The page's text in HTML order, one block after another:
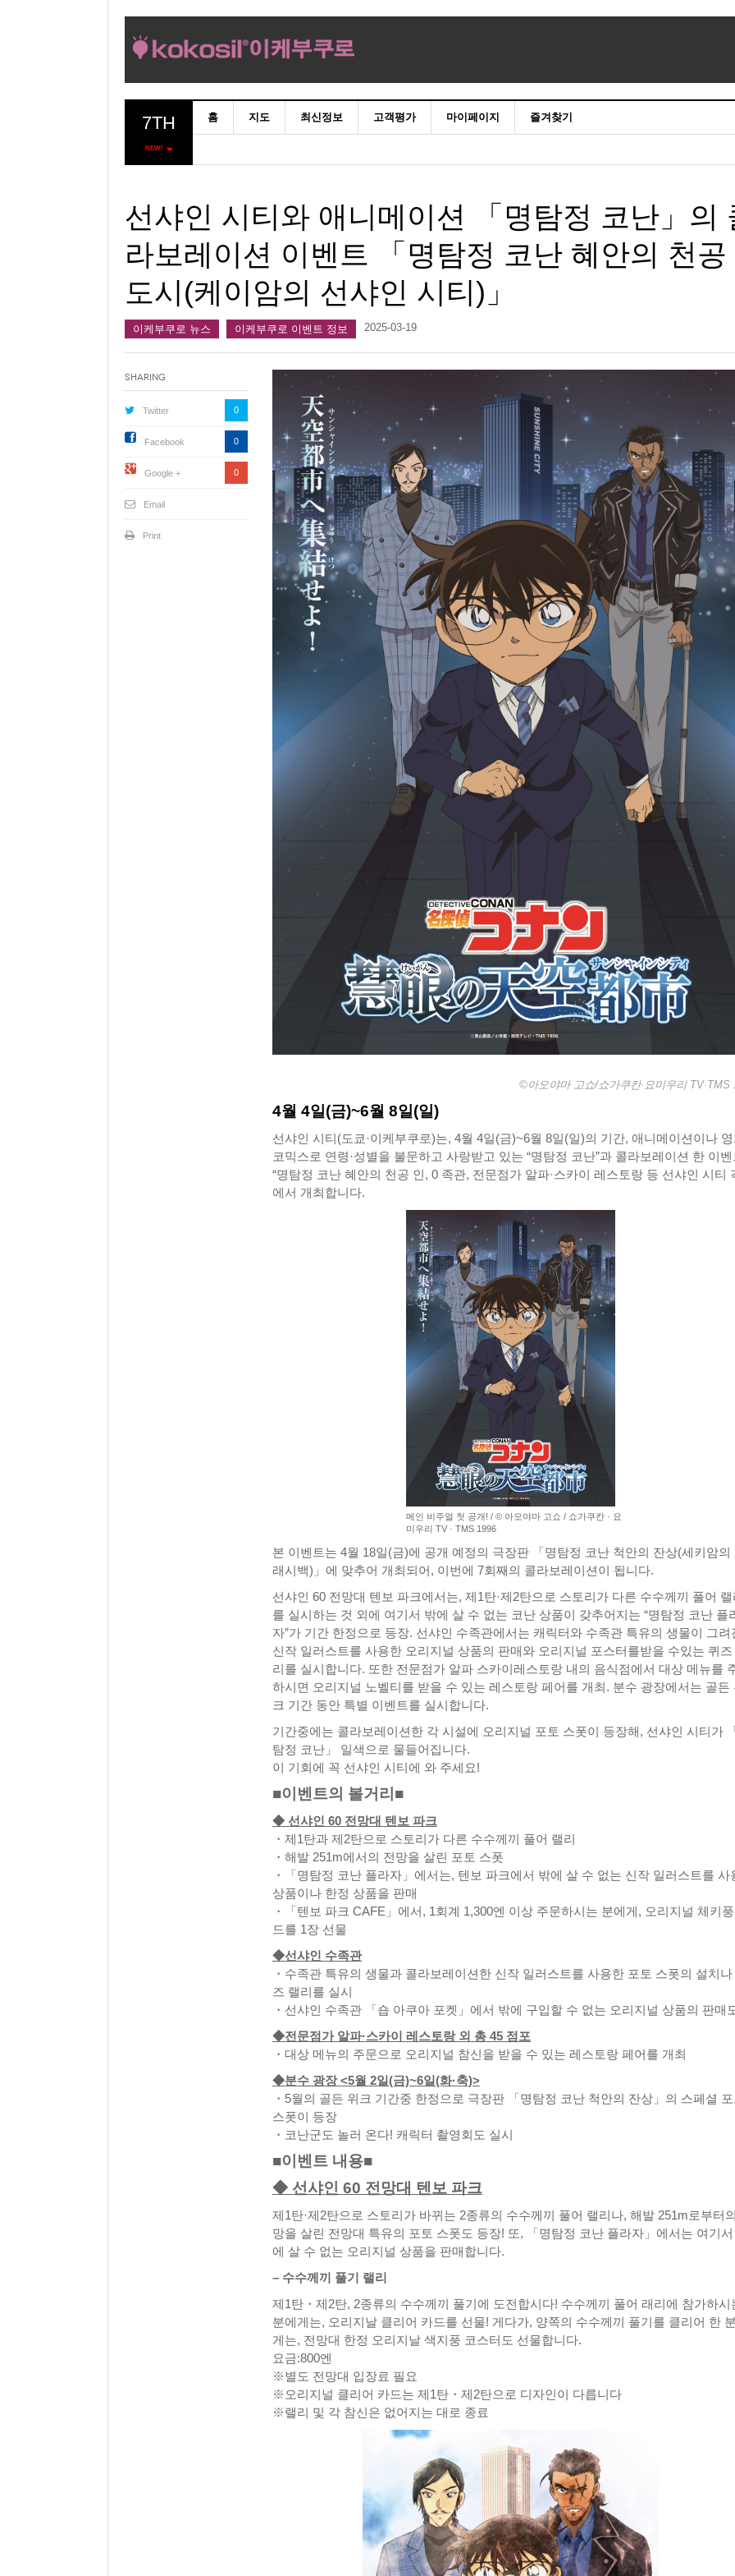
7TH
NEW!
홈 지도 최신정보 고객평가 마이페이지 즐겨찾기
선샤인 시티와 애니메이션 「명탐정 코난」의
라보레이션 이벤트 「명탐정 코난 혜안의 천공
도시(케이암의 선샤인 시티)」
이케부쿠로 뉴스 이케부쿠로 이벤트 정보 2025-03-19
©아오야마 고쇼/쇼가쿠칸·요미우리 TV·TMS
4월 4일(금)~6월 8일(일)
선샤인 시티(도쿄·이케부쿠로)는, 4월 4일(금)~6월 8일(일)의 기간, 애니메이션이나 영
코믹스로 연령·성별을 불문하고 사랑받고 있는 “명탐정 코난”과 콜라보레이션 한 이벤
“명탐정 코난 혜안의 천공 인, 0 족관, 전문점가 알파·스카이 레스토랑 등 선샤인 시티
에서 개최합니다.
메인 비주얼 첫 공개! / © 아오야마 고쇼 / 쇼가쿠칸 · 요
미우리 TV · TMS 1996
본 이벤트는 4월 18일(금)에 공개 예정의 극장판 「명탐정 코난 척안의 잔상(세키암의
래시백)」에 맞추어 개최되어, 이번에 7회째의 콜라보레이션이 됩니다.
선샤인 60 전망대 텐보 파크에서는, 제1탄·제2탄으로 스토리가 다른 수수께끼 풀어 랠
를 실시하는 것 외에 여기서 밖에 살 수 없는 코난 상품이 갖추어지는 “명탐정 코난 플
자”가 기간 한정으로 등장. 선샤인 수족관에서는 캐릭터와 수족관 특유의 생물이 그려
신작 일러스트를 사용한 오리지널 상품의 판매와 오리지널 포스터를받을 수있는 퀴즈
리를 실시합니다. 또한 전문점가 알파 스카이레스토랑 내의 음식점에서 대상 메뉴를
하시면 오리지널 노벨티를 받을 수 있는 레스토랑 페어를 개최. 분수 광장에서는 골든
크 기간 동안 특별 이벤트를 실시합니다.
기간중에는 콜라보레이션한 각 시설에 오리지널 포토 스폿이 등장해, 선샤인 시티가
탐정 코난」 일색으로 물들어집니다.
이 기회에 꼭 선샤인 시티에 와 주세요!
■이벤트의 볼거리■
◆ 선샤인 60 전망대 텐보 파크
・제1탄과 제2탄으로 스토리가 다른 수수께끼 풀어 랠리
・해발 251m에서의 전망을 살린 포토 스폿
・「명탐정 코난 플라자」에서는, 텐보 파크에서 밖에 살 수 없는 신작 일러스트를 사
상품이나 한정 상품을 판매
・「텐보 파크 CAFE」에서, 1회계 1,300엔 이상 주문하시는 분에게, 오리지널 체키
드를 1장 선물
◆선샤인 수족관
・수족관 특유의 생물과 콜라보레이션한 신작 일러스트를 사용한 포토 스폿의 설치나
즈 랠리를 실시
・선샤인 수족관 「숍 아쿠아 포켓」에서 밖에 구입할 수 없는 오리지널 상품의 판매
◆전문점가 알파·스카이 레스토랑 외 총 45 점포
・대상 메뉴의 주문으로 오리지널 참신을 받을 수 있는 레스토랑 페어를 개최
◆분수 광장 <5월 2일(금)~6일(화·축)>
・5월의 골든 위크 기간중 한정으로 극장판 「명탐정 코난 척안의 잔상」의 스페셜 포
스폿이 등장
・코난군도 놀러 온다! 캐릭터 촬영회도 실시
■이벤트 내용■
◆ 선샤인 60 전망대 텐보 파크
제1탄·제2탄으로 스토리가 바뀌는 2종류의 수수께끼 풀어 랠리나, 해발 251m로부터
망을 살린 전망대 특유의 포토 스폿도 등장! 또, 「명탐정 코난 플라자」에서는 여기
에 살 수 없는 오리지널 상품을 판매합니다.
– 수수께끼 풀기 랠리
제1탄・제2탄, 2종류의 수수께끼 풀기에 도전합시다! 수수께끼 풀어 래리에 참가하시
분에게는, 오리지날 클리어 카드를 선물! 게다가, 양쪽의 수수께끼 풀기를 클리어 한
게는, 전망대 한정 오리지날 색지풍 코스터도 선물합니다.
요금:800엔
※별도 전망대 입장료 필요
※오리지널 클리어 카드는 제1탄・제2탄으로 디자인이 다릅니다
※랠리 및 각 참신은 없어지는 대로 종료
Sharing
Twitter 0
Facebook 0
Google + 0
Email
Print